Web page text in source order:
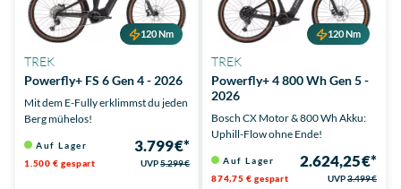
120 Nm
TREK
Powerfly+ FS 6 Gen 4 - 2026
Mit dem E-Fully erklimmst du jeden
Berg mühelos!
Auf Lager 3.799 €*
1.500 € gespart UVP5.299 €
120 Nm
TREK
Powerfly+ 4 800 Wh Gen 5 -
2026
Bosch CX Motor & 800 Wh Akku:
Uphill-Flow ohne Ende!
Auf Lager 2.624,25 €*
874,75 € gespart UVP3.499 €